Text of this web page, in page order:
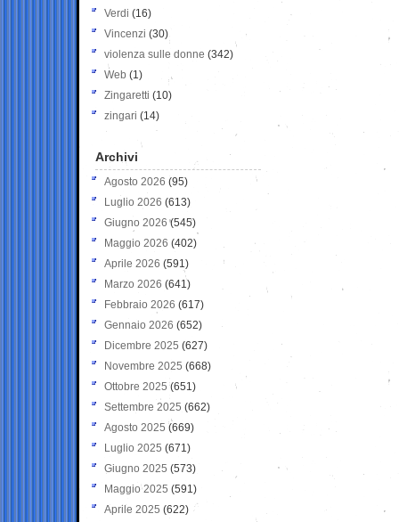
Verdi (16)
Vincenzi (30)
violenza sulle donne (342)
Web (1)
Zingaretti (10)
zingari (14)
Archivi
Agosto 2026 (95)
Luglio 2026 (613)
Giugno 2026 (545)
Maggio 2026 (402)
Aprile 2026 (591)
Marzo 2026 (641)
Febbraio 2026 (617)
Gennaio 2026 (652)
Dicembre 2025 (627)
Novembre 2025 (668)
Ottobre 2025 (651)
Settembre 2025 (662)
Agosto 2025 (669)
Luglio 2025 (671)
Giugno 2025 (573)
Maggio 2025 (591)
Aprile 2025 (622)